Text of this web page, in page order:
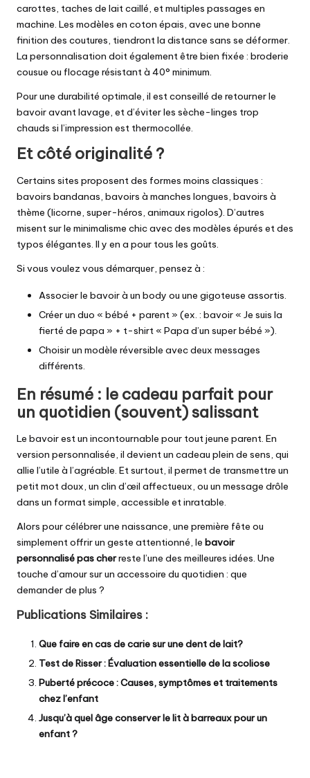
carottes, taches de lait caillé, et multiples passages en
machine. Les modèles en coton épais, avec une bonne
finition des coutures, tiendront la distance sans se déformer.
La personnalisation doit également être bien fixée : broderie
cousue ou flocage résistant à 40° minimum.
Pour une durabilité optimale, il est conseillé de retourner le
bavoir avant lavage, et d’éviter les sèche-linges trop
chauds si l’impression est thermocollée.
Et côté originalité ?
Certains sites proposent des formes moins classiques :
bavoirs bandanas, bavoirs à manches longues, bavoirs à
thème (licorne, super-héros, animaux rigolos). D’autres
misent sur le minimalisme chic avec des modèles épurés et des
typos élégantes. Il y en a pour tous les goûts.
Si vous voulez vous démarquer, pensez à :
Associer le bavoir à un body ou une gigoteuse assortis.
Créer un duo « bébé + parent » (ex. : bavoir « Je suis la
fierté de papa » + t-shirt « Papa d’un super bébé »).
Choisir un modèle réversible avec deux messages
différents.
En résumé : le cadeau parfait pour
un quotidien (souvent) salissant
Le bavoir est un incontournable pour tout jeune parent. En
version personnalisée, il devient un cadeau plein de sens, qui
allie l’utile à l’agréable. Et surtout, il permet de transmettre un
petit mot doux, un clin d’œil affectueux, ou un message drôle
dans un format simple, accessible et inratable.
Alors pour célébrer une naissance, une première fête ou
simplement offrir un geste attentionné, le bavoir
personnalisé pas cherreste l’une des meilleures idées. Une
touche d’amour sur un accessoire du quotidien : que
demander de plus ?
Publications Similaires :
Que faire en cas de carie sur une dent de lait?
Test de Risser : Évaluation essentielle de la scoliose
Puberté précoce : Causes, symptômes et traitements
chez l’enfant
Jusqu’à quel âge conserver le lit à barreaux pour un
enfant ?